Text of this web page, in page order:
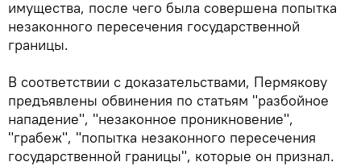
имущества, после чего была совершена попытка
незаконного пересечения государственной
границы.
В соответствии с доказательствами, Пермякову
предъявлены обвинения по статьям "разбойное
нападение", "незаконное проникновение",
"грабеж", "попытка незаконного пересечения
государственной границы", которые он признал.